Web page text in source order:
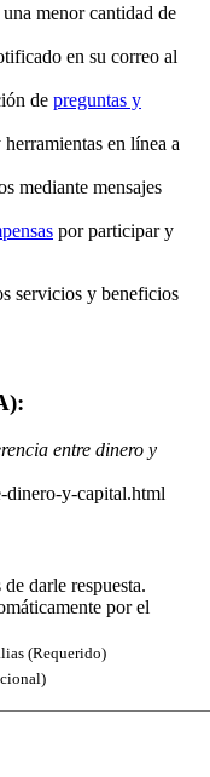
menor cantidad de
en su correo al
de preguntas y
en línea a
mediante mensajes
por participar y
servicios y beneficios
entre dinero y
dinero-y-capital.html
darle respuesta.
por el
(Requerido)